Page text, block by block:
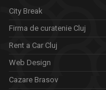
City Break
Firma de curatenie Cluj
Rent a Car Cluj
Web Design
Cazare Brasov